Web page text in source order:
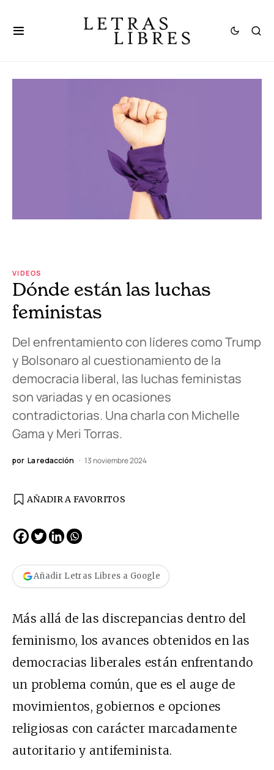
VIDEOS
Dónde están las luchas
feministas
Del enfrentamiento con líderes como Trump
y Bolsonaro al cuestionamiento de la
democracia liberal, las luchas feministas
son variadas y en ocasiones
contradictorias. Una charla con Michelle
Gama y Meri Torras.
por La redacción 13 noviembre 2024
AÑADIR A FAVORITOS
Añadir Letras Libres a Google
Más allá de las discrepancias dentro del
feminismo, los avances obtenidos en las
democracias liberales están enfrentando
un problema común, que es el auge de
movimientos, gobiernos e opciones
religiosas con carácter marcadamente
autoritario y antifeminista.